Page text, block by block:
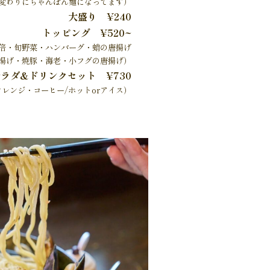
大盛り ¥240
トッピング ¥520~
・旬野菜・ハンバーグ・蛸の唐揚げ
げ・焼豚・海老・小フグの唐揚げ）
ダ&ドリンクセット ¥730
ンジ・コーヒー/ホットorアイス）